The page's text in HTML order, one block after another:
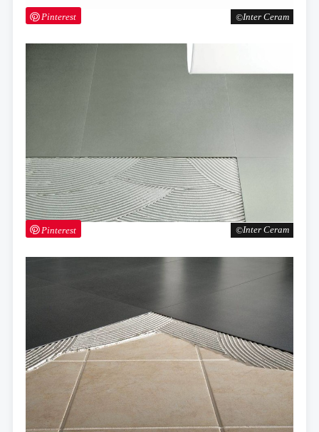
Inter Ceram
Pinterest
Inter Ceram
Pinterest